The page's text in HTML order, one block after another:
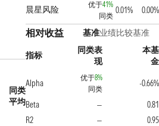
同类
平均
晨星风险 优于41%
同类
0.01% 0.00%
相对收益 基准业绩比较基准
指标
同类表
现
本基
金
Alpha
优于8%
同类
-0.66%
Beta
—
0.81
R2
—
0.95